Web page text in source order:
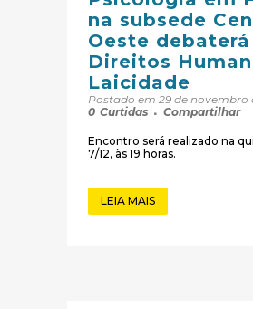
na subsede
Oeste debaterá
Direitos
Laicidade
Postado em 29 de novembro
0 Curtidas Compartilhar
Encontro será realizado na
7/12, às 19 horas.
LEIA MAIS